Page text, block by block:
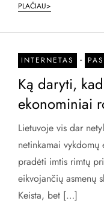
PLAČIAU>
INTERNETAS -
Ką daryti,
ekonominiai
Lietuvoje vis dar
netinkamai
pradėti imtis rimtų
eikvojančių asmenų
Keista, bet […]